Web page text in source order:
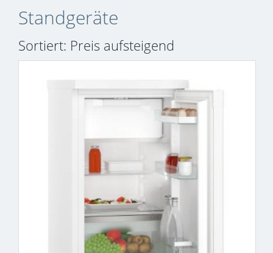
Standgeräte
Sortiert: Preis aufsteigend